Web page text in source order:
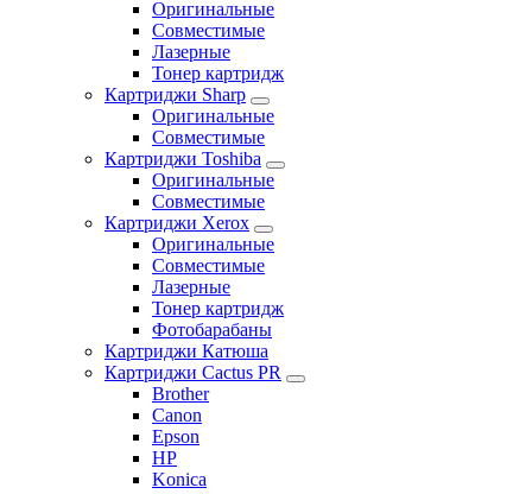
Оригинальные
Совместимые
Лазерные
Тонер картридж
Картриджи Sharp
Оригинальные
Совместимые
Картриджи Toshiba
Оригинальные
Совместимые
Картриджи Xerox
Оригинальные
Совместимые
Лазерные
Тонер картридж
Фотобарабаны
Картриджи Катюша
Картриджи Cactus PR
Brother
Canon
Epson
HP
Konica